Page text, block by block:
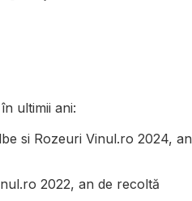
în ultimii ani:
si Rozeuri Vinul.ro 2024, an
2022, an de recoltă